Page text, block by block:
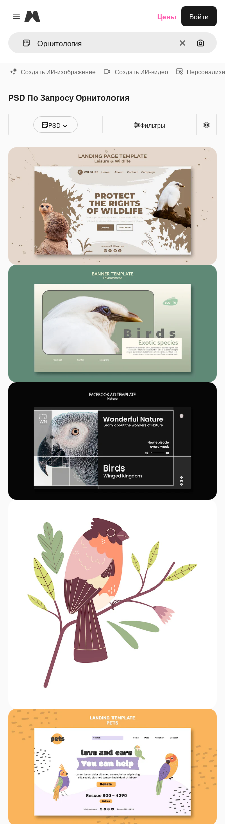
Close menu
Magnific
ОчиститьПоиск
Цены Войти
Создать ИИ-изображение Создать ИИ-видео
PSD По Запросу Орнитология
PSD Фильтры